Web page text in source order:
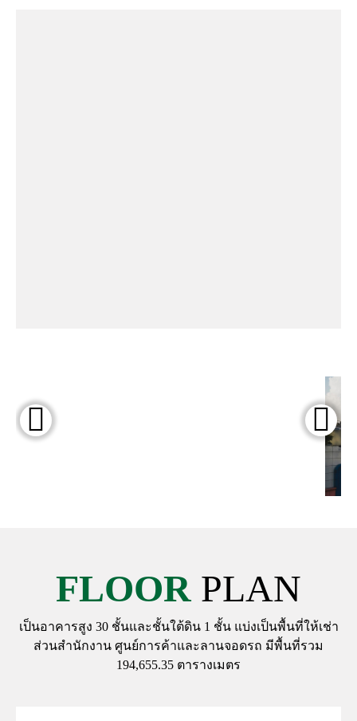
FLOOR PLAN
เป็นอาคารสูง 30 ชั้นและชั้นใต้ดิน 1 ชั้น แบ่งเป็นพื้นที่ให้เช่า
ส่วนสำนักงาน ศูนย์การค้าและลานจอดรถ มีพื้นที่รวม
194,655.35 ตารางเมตร